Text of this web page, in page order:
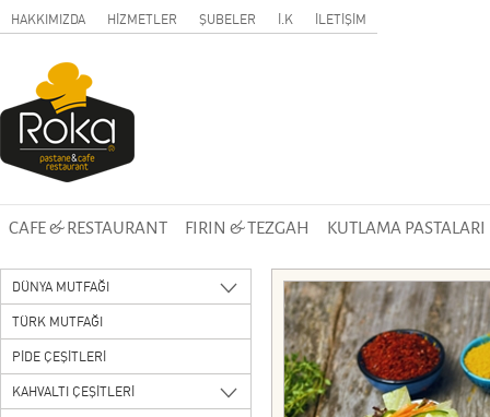
HAKKIMIZDA HİZMETLER ŞUBELER İ.K İLETİŞİM
CAFE & RESTAURANT FIRIN & TEZGAH KUTLAMA PASTALARI
DÜNYA MUTFAĞI
TÜRK MUTFAĞI
PİDE ÇEŞİTLERİ
KAHVALTI ÇEŞİTLERİ